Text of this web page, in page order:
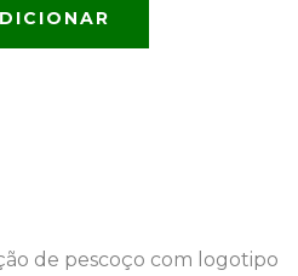
de pescoço com logotipo